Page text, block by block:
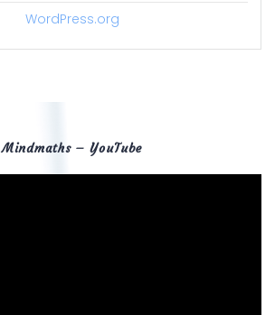
WordPress.org
Mindmaths – YouTube